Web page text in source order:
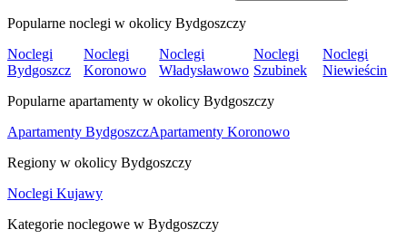
Popularne noclegi w okolicy Bydgoszczy
Noclegi
Bydgoszcz
Noclegi
Koronowo
Noclegi
Władysławowo
Noclegi
Szubinek
Noclegi
Niewieścin
Popularne apartamenty w okolicy Bydgoszczy
Apartamenty BydgoszczApartamenty Koronowo
Regiony w okolicy Bydgoszczy
Noclegi Kujawy
Kategorie noclegowe w Bydgoszczy